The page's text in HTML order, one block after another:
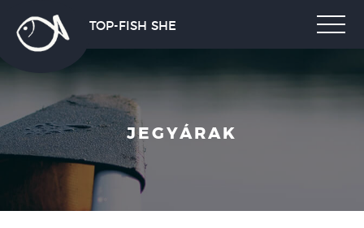
TOP-FISH SHE
JEGYÁRAK